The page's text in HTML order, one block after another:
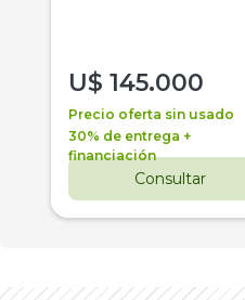
U$ 145.000
Precio oferta sin usado
30% de entrega +
financiación
Consultar